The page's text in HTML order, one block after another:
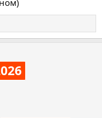
небольшую
про, поэтому
мне нравился больше
3 года, не готова с